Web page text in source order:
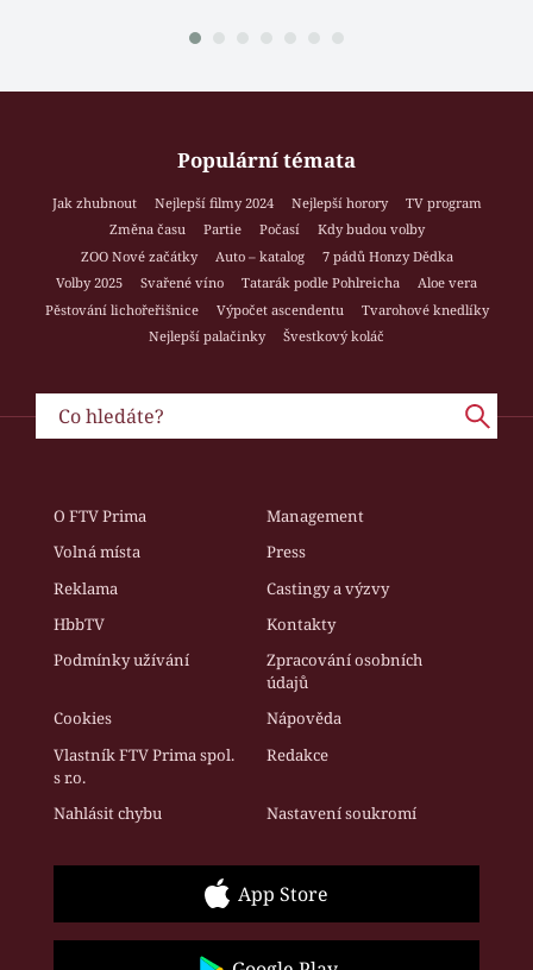
Populární témata
Jak zhubnout Nejlepší filmy 2024 Nejlepší horory
TV program
Změna času
Partie Počasí
Kdy budou volby
ZOO Nové začátky
Auto – katalog
7 pádů Honzy Dědka
Volby 2025
Svařené víno Tatarák podle Pohlreicha
Aloe vera
Pěstování lichořeřišnice
Výpočet ascendentu
Tvarohové knedlíky
Nejlepší palačinky
Švestkový koláč
O FTV Prima
Management
Volná místa
Press
Reklama
Castingy a výzvy
HbbTV
Kontakty
Podmínky užívání
Zpracování osobních
údajů
Cookies
Nápověda
Vlastník FTV Prima spol.
s r.o.
Redakce
Nahlásit chybu Nastavení soukromí
App Store